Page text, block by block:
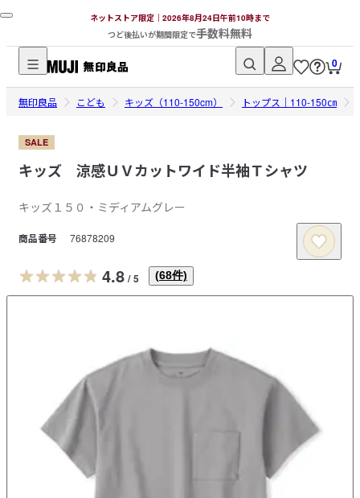
ネットストア限定｜2026年8月24日午前10時まで
つど後払いが期間限定で手数料無料
無
印
品
ネ
ト
ト
ア
0
無印良品 こども キッズ（110-150cm） トップス｜110-150㎝
SALE
キッズ 涼感ＵＶカットワイド半袖Ｔシャツ
キッズ１５０・ミディアムグレー
商品番号 76878209
4.8 / 5 (68件)